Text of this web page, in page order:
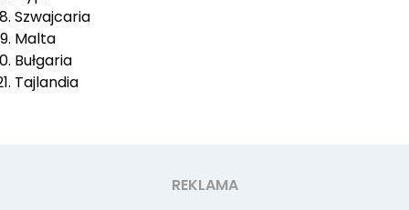
Szwajcaria
Malta
Bułgaria
Tajlandia